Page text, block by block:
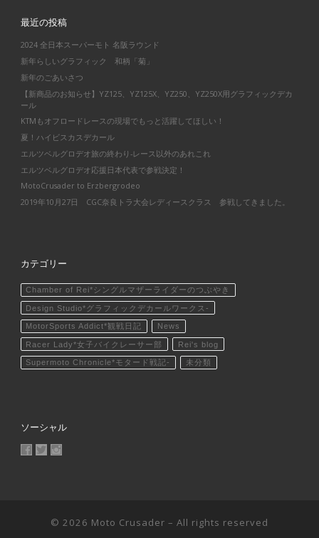
最近の投稿
2024 全日本スーパーモト 名阪ラウンド
新年らしいグラフィック 和柄「菊」
新年のごあいさつ
【新商品のお知らせ】YZ125、YZ125X、YZ250、YZ250X用グラフィックデカ
ール
KTMもオフロードレースの現場でもっと活躍してほしい！
夏！ハイビスカスデカール
エルツベルグロデオ旅の終わり-レース以外のあれこれ
エルツベルグロデオ応援日本代表で参戦決定！
MotoCrusader to Erzbergrodeo
2019年10月27日 CGC奈良トラ大会レディースクラス 参戦してきました。
カテゴリー
Chamber of Rei*シングルマザーライダーのつぶやき
Design Studio*グラフィックデカールワークス-
MotorSports Addict*観戦日記 News
Racer Lady*女子バイクレーサー部 Rei's blog
Supermoto Chronicle*モタード戦記- 未分類
ソーシャル
MotoCrusader さんのプロフィールを Facebook で表示
@MotoCrusader さんのプロフィールを Twitter で表示
© 2026 Moto Crusader – All rights reserved